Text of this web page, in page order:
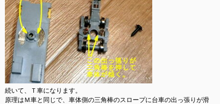
続いて、Ｔ車になります。
原理はＭ車と同じで、車体側の三角棒のスロープに台車の出っ張りが滑